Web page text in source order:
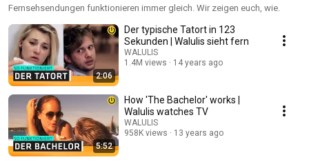
Fernsehsendungen funktionieren immer gleich. Wir zeigen euch, wie.
2:06
Der typische Tatort in 123
Sekunden | Walulis sieht fern
WALULIS
1.4M views
14 years ago
5:52
How 'The Bachelor' works |
Walulis watches TV
WALULIS
958K views
13 years ago